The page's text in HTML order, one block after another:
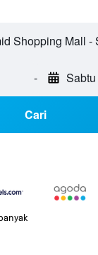
-
Cari